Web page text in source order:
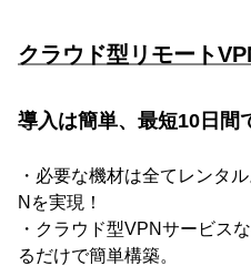
クラウド型リモート
導入は簡単、最短10日間
・必要な機材は全てレンタ
Nを実現！
・クラウド型VPNサービス
るだけで簡単構築。